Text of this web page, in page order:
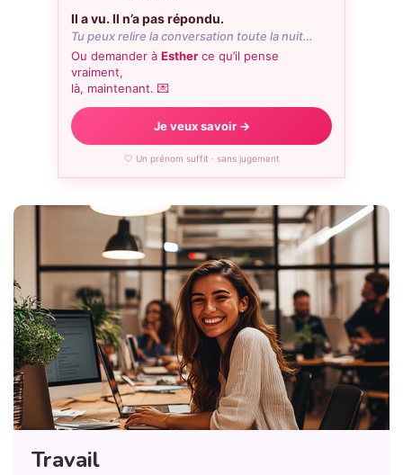
Il a vu. Il n’a pas répondu.
Tu peux relire la conversation toute la nuit…
Ou demander à Esther ce qu’il pense
vraiment,
là, maintenant. 💌
Je veux savoir →
🤍 Un prénom suffit · sans jugement
Travail